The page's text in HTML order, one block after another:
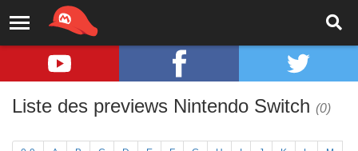
Liste des previews Nintendo Switch (0)